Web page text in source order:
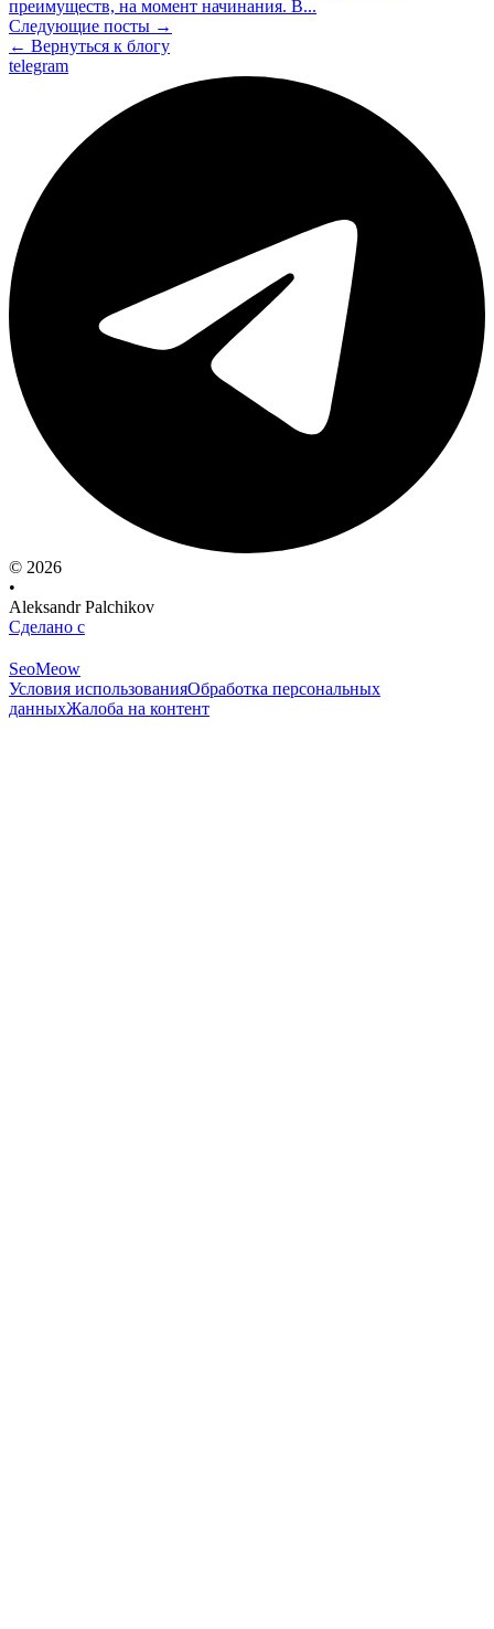
преимуществ, на момент начинания. В...
Следующие посты →
← Вернуться к блогу
telegram
© 2026
•
Aleksandr Palchikov
Сделано с
SeoMeow
Условия использованияОбработка персональных
данныхЖалоба на контент